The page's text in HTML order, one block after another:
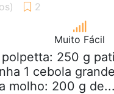
Muito Fácil
250 g
1 cebola
molho: 200 g de...